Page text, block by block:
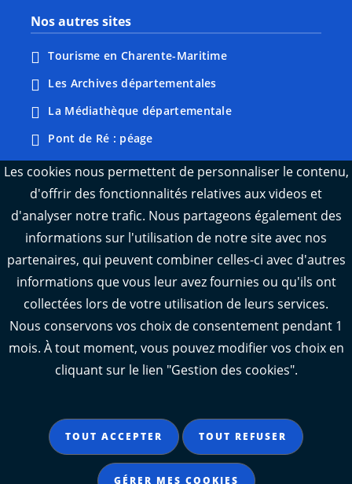
Nos autres sites
Tourisme en Charente-Maritime
Les Archives départementales
La Médiathèque départementale
Pont de Ré : péage
Webcams : Ré info trafic
Webcams : Oléron info trafic
Manger 17
L'Observatoire des territoires de Charente-
Maritime
Accessibilité : partiellement conforme
Mentions légales
Données personnelles
Les cookies nous permettent de personnaliser le contenu,
d'offrir des fonctionnalités relatives aux videos et
d'analyser notre trafic. Nous partageons également des
informations sur l'utilisation de notre site avec nos
partenaires, qui peuvent combiner celles-ci avec d'autres
informations que vous leur avez fournies ou qu'ils ont
collectées lors de votre utilisation de leurs services.
Nous conservons vos choix de consentement pendant 1
mois. À tout moment, vous pouvez modifier vos choix en
cliquant sur le lien "Gestion des cookies".
TOUT ACCEPTER TOUT REFUSER
GÉRER MES COOKIES